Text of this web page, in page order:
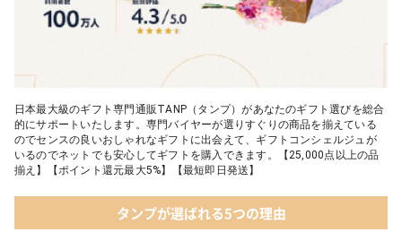
日本最大級のギフト専門通販TANP（タンプ）があなたのギフト選びを総合
的にサポートいたします。専門バイヤーが選りすぐりの商品を揃えている
のでセンスの良いおしゃれなギフトに出会えて、ギフトコンシェルジュが
いるのでネットでも安心してギフトを購入できます。【25,000点以上の品
揃え】【ポイント還元最大5%】【最短即日発送】
タンプが選ばれる5つの理由